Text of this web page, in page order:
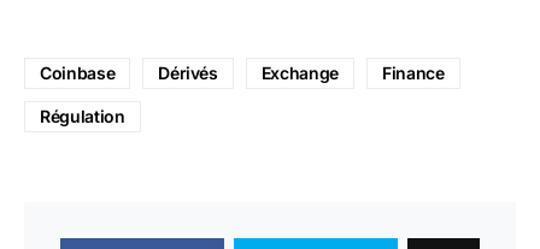
Coinbase Dérivés Exchange Finance
Régulation